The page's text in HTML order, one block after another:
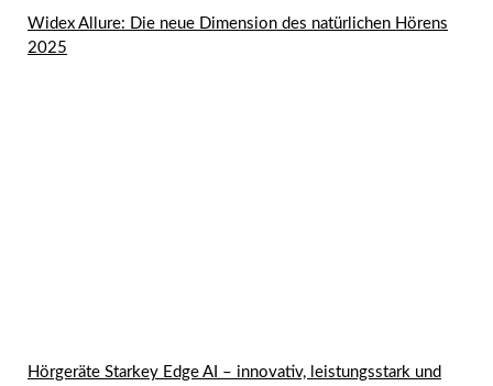
Widex Allure: Die neue Dimension des natürlichen Hörens
2025
Hörgeräte Starkey Edge AI – innovativ, leistungsstark und